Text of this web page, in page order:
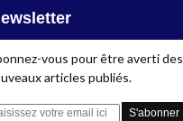
Newsletter
vous pour être averti des
articles publiés.